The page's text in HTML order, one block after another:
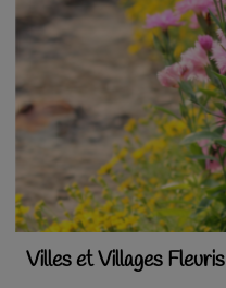
Villes et Villages Fleuris